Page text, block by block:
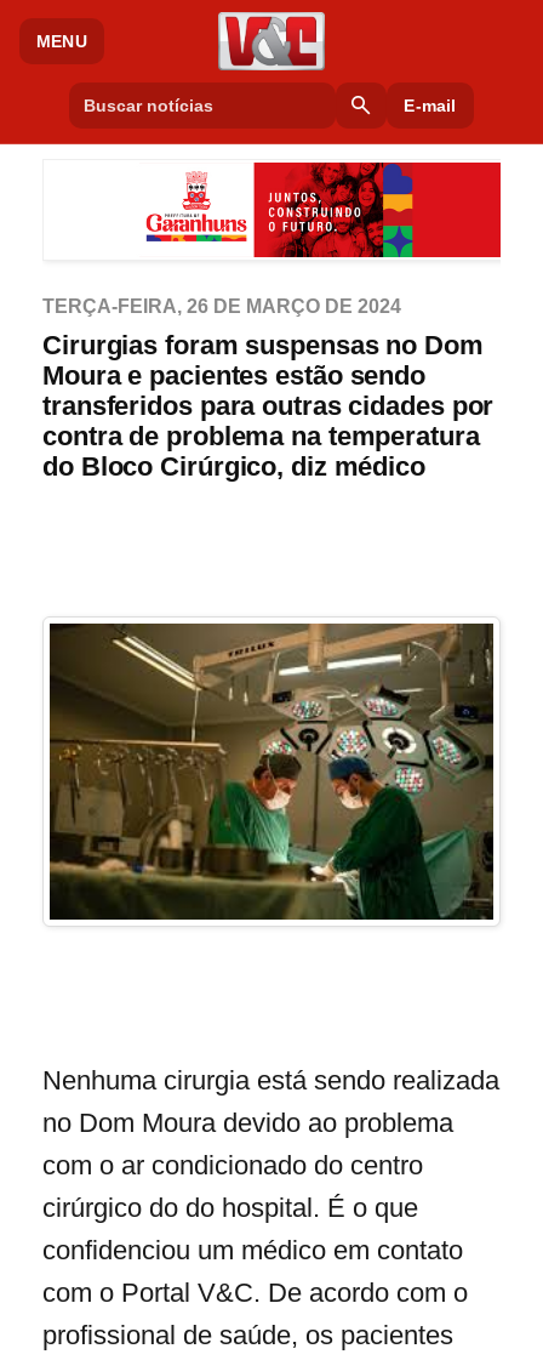
MENU
search E-mail
TERÇA-FEIRA, 26 DE MARÇO DE 2024
Cirurgias foram suspensas no Dom
Moura e pacientes estão sendo
transferidos para outras cidades por
contra de problema na temperatura
do Bloco Cirúrgico, diz médico
Nenhuma cirurgia está sendo realizada
no Dom Moura devido ao problema
com o ar condicionado do centro
cirúrgico do do hospital. É o que
confidenciou um médico em contato
com o Portal V&C. De acordo com o
profissional de saúde, os pacientes